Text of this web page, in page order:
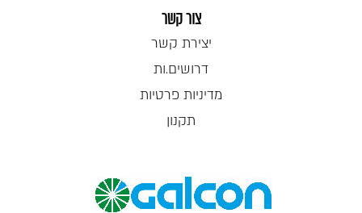
צור קשר
יצירת קשר
דרושים.ות
מדיניות פרטיות
תקנון